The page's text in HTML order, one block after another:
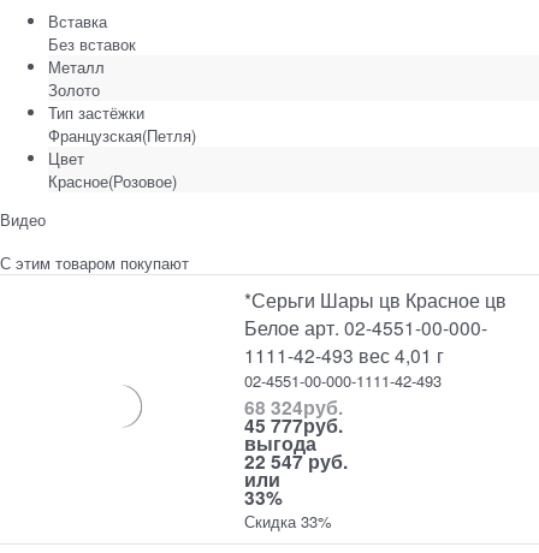
Вставка
Без вставок
Металл
Золото
Тип застёжки
Французская(Петля)
Цвет
Красное(Розовое)
Видео
С этим товаром покупают
*Серьги Шары цв Красное цв
Белое арт. 02-4551-00-000-
1111-42-493 вес 4,01 г
02-4551-00-000-1111-42-493
68 324руб.
45 777руб.
выгода
22 547 руб.
или
33%
Скидка 33%